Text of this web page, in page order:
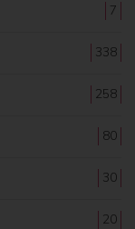
7
338
258
80
30
20